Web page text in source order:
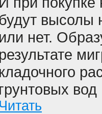
высолы
или нет.
результате
кладочного
грунтовых
Читать